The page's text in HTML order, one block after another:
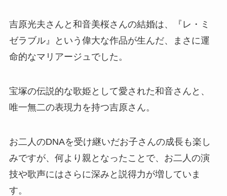
吉原光夫さんと和音美桜さんの結婚は、『レ・ミ
ゼラブル』という偉大な作品が生んだ、まさに運
命的なマリアージュでした。
宝塚の伝説的な歌姫として愛された和音さんと、
唯一無二の表現力を持つ吉原さん。
お二人のDNAを受け継いだお子さんの成長も楽し
みですが、何より親となったことで、お二人の演
技や歌声にはさらに深みと説得力が増していま
す。